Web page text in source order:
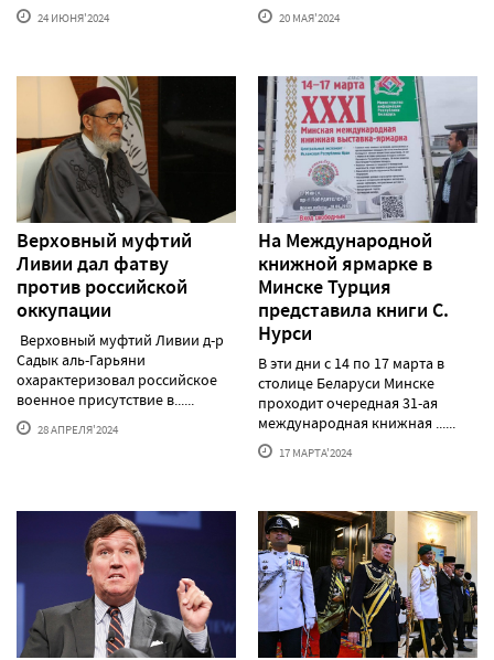
24 ИЮНЯ'2024 20 МАЯ'2024
Верховный муфтий
Ливии дал фатву
против российской
оккупации
Верховный муфтий Ливии д-р
Садык аль-Гарьяни
охарактеризовал российское
военное присутствие в......
28 АПРЕЛЯ'2024
На Международной
книжной ярмарке в
Минске Турция
представила книги С.
Нурси
В эти дни с 14 по 17 марта в
столице Беларуси Минске
проходит очередная 31-ая
международная книжная ......
17 МАРТА'2024